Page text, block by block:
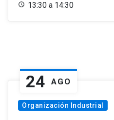
13:30 a 14:30
24 AGO
Organización Industrial